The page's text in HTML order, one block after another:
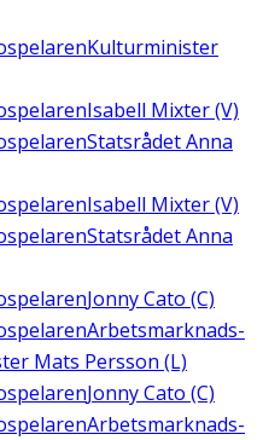
Kulturminister
Isabell Mixter (V)
Statsrådet Anna
Isabell Mixter (V)
Statsrådet Anna
Jonny Cato (C)
Arbetsmarknads-
Mats Persson (L)
Jonny Cato (C)
Arbetsmarknads-